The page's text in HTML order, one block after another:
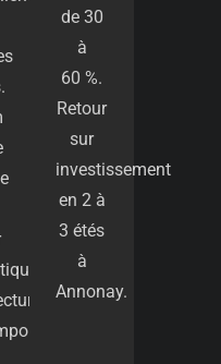
de 30
à
60 %.
Retour
sur
investissement
en 2 à
3 étés
à
Annonay.